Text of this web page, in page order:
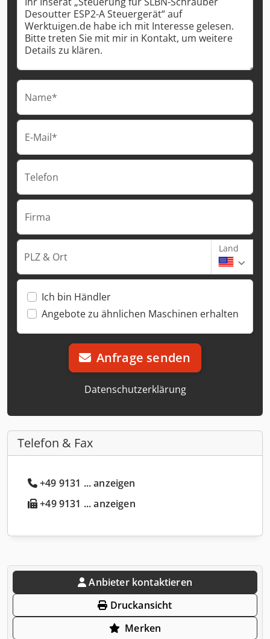
Name*
E-Mail*
Telefon
Firma
PLZ & Ort
Land
Ich bin Händler
Angebote zu ähnlichen Maschinen erhalten
Anfrage senden
Datenschutzerklärung
Telefon & Fax
+49 9131 ... anzeigen
+49 9131 ... anzeigen
Anbieter kontaktieren
Druckansicht
Merken